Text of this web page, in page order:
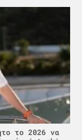
το 2026 να